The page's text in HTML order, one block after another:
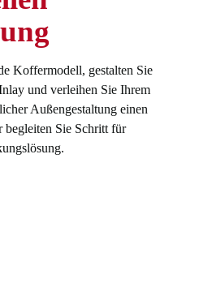
Koffermodell, gestalten Sie
und verleihen Sie Ihrem
Außengestaltung einen
Sie Schritt für